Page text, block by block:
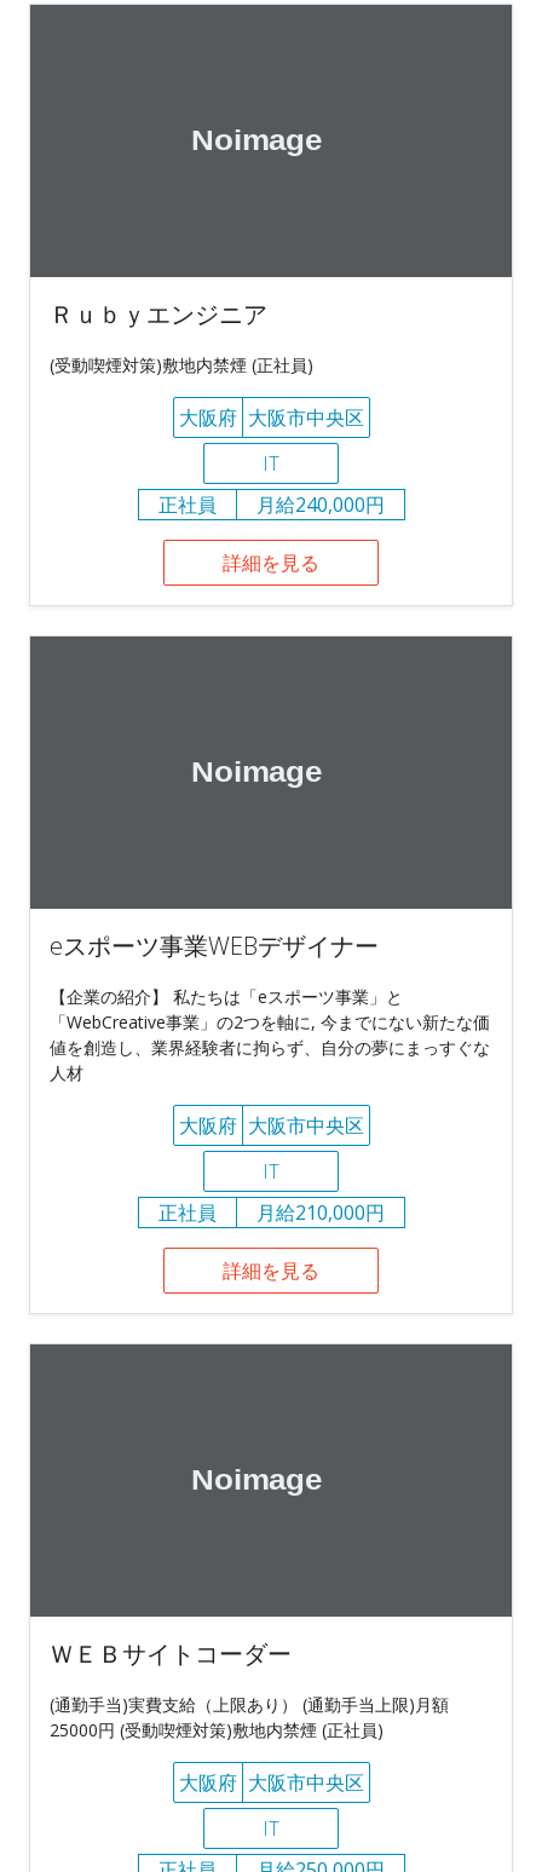
Ｒｕｂｙエンジニア
(受動喫煙対策)敷地内禁煙 (正社員)
大阪府 大阪市中央区
IT
正社員
月給240,000円
詳細を見る
eスポーツ事業WEBデザイナー
【企業の紹介】 私たちは「eスポーツ事業」と
「WebCreative事業」の2つを軸に, 今までにない新たな価
値を創造し、業界経験者に拘らず、自分の夢にまっすぐな
人材
大阪府 大阪市中央区
IT
正社員
月給210,000円
詳細を見る
ＷＥＢサイトコーダー
(通勤手当)実費支給（上限あり） (通勤手当上限)月額
25000円 (受動喫煙対策)敷地内禁煙 (正社員)
大阪府 大阪市中央区
IT